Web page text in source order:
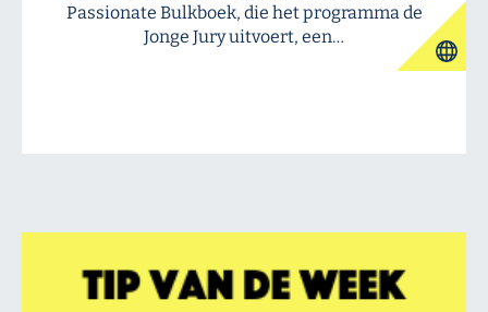
Passionate Bulkboek, die het programma de
Jonge Jury uitvoert, een…